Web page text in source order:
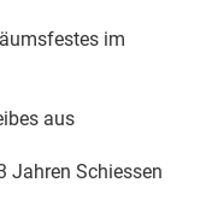
im
aus
Schiessen